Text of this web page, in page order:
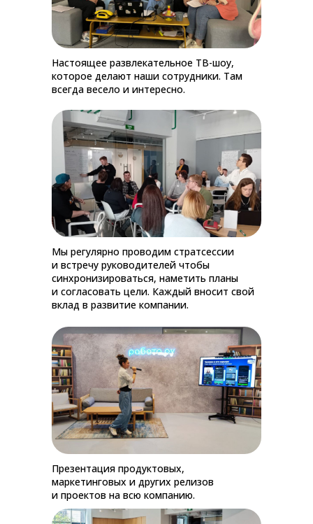
Настоящее развлекательное ТВ-шоу,
которое делают наши сотрудники. Там
всегда весело и интересно.
Мы регулярно проводим стратсессии
и встречу руководителей чтобы
синхронизироваться, наметить планы
и согласовать цели. Каждый вносит свой
вклад в развитие компании.
Презентация продуктовых,
маркетинговых и других релизов
и проектов на всю компанию.